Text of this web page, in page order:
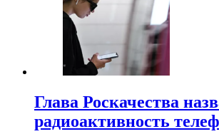
Глава Роскачества
радиоактивность